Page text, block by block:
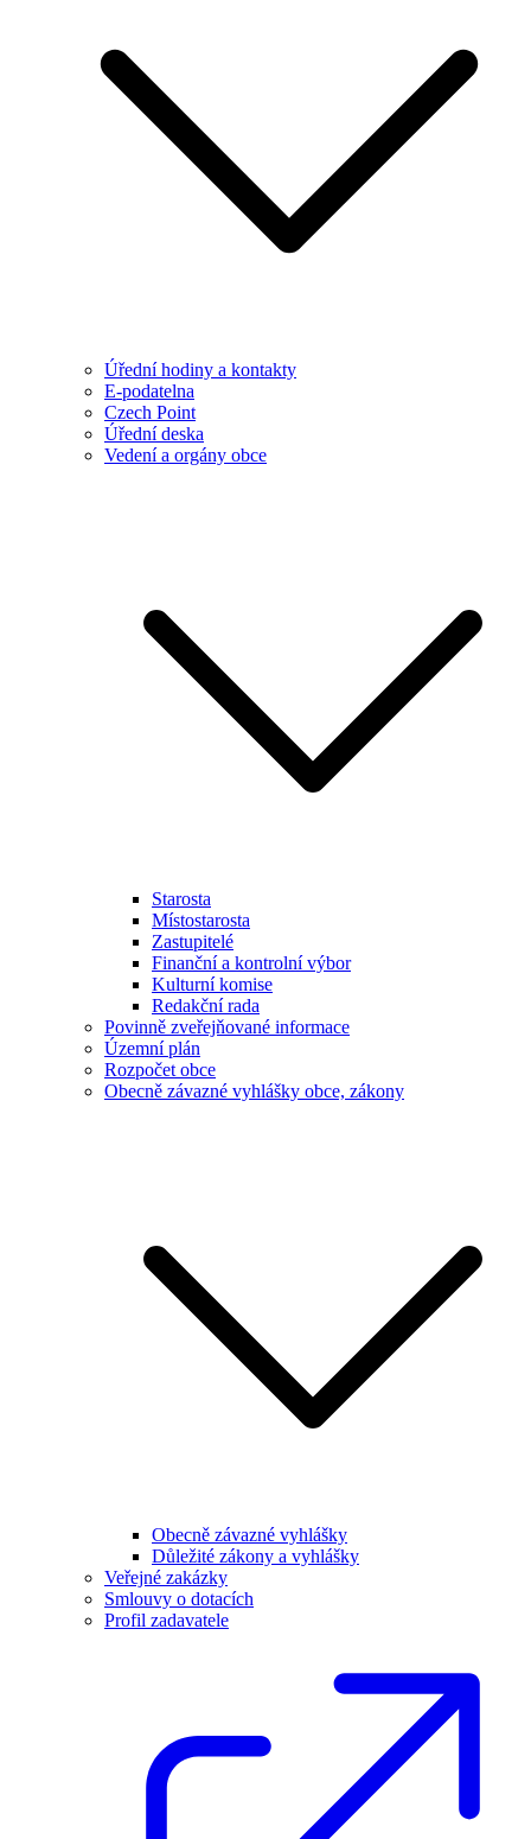
Úřední hodiny a kontakty
E-podatelna
Czech Point
Úřední deska
Vedení a orgány obce
Starosta
Místostarosta
Zastupitelé
Finanční a kontrolní výbor
Kulturní komise
Redakční rada
Povinně zveřejňované informace
Územní plán
Rozpočet obce
Obecně závazné vyhlášky obce, zákony
Obecně závazné vyhlášky
Důležité zákony a vyhlášky
Veřejné zakázky
Smlouvy o dotacích
Profil zadavatele